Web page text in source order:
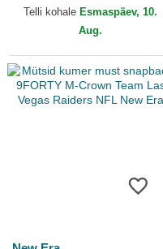
Raiders NFL New Era
Telli kohale Esmaspäev, 10.
Aug.